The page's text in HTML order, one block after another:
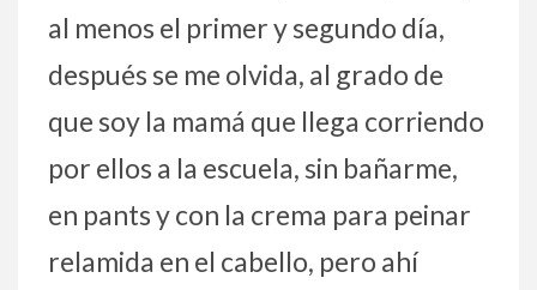
al menos el primer y segundo día,
después se me olvida, al grado de
que soy la mamá que llega corriendo
por ellos a la escuela, sin bañarme,
en pants y con la crema para peinar
relamida en el cabello, pero ahí